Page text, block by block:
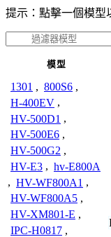
提示：點擊一個模型
模型
1301 , 800S6 ,
H-400EV ,
HV-500D1 ,
HV-500E6 ,
HV-500G2 ,
HV-E3 , hv-E800A
, HV-WF800A1 ,
HV-WF800A5 ,
HV-XM801-E ,
IPC-H0817 ,